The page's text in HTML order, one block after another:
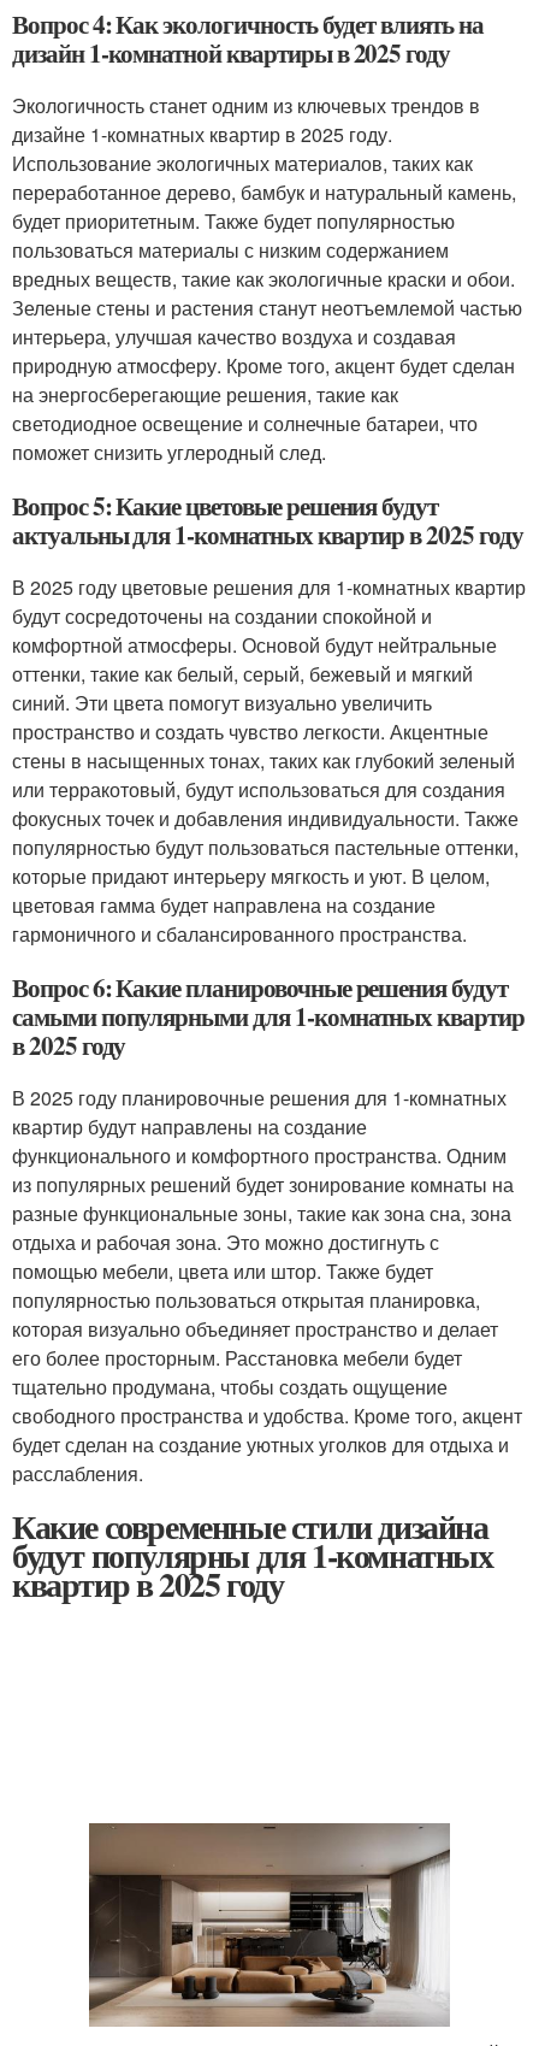
Вопрос 4: Как экологичность будет влиять на
дизайн 1-комнатной квартиры в 2025 году
Экологичность станет одним из ключевых трендов в
дизайне 1-комнатных квартир в 2025 году.
Использование экологичных материалов, таких как
переработанное дерево, бамбук и натуральный камень,
будет приоритетным. Также будет популярностью
пользоваться материалы с низким содержанием
вредных веществ, такие как экологичные краски и обои.
Зеленые стены и растения станут неотъемлемой частью
интерьера, улучшая качество воздуха и создавая
природную атмосферу. Кроме того, акцент будет сделан
на энергосберегающие решения, такие как
светодиодное освещение и солнечные батареи, что
поможет снизить углеродный след.
Вопрос 5: Какие цветовые решения будут
актуальны для 1-комнатных квартир в 2025 году
В 2025 году цветовые решения для 1-комнатных квартир
будут сосредоточены на создании спокойной и
комфортной атмосферы. Основой будут нейтральные
оттенки, такие как белый, серый, бежевый и мягкий
синий. Эти цвета помогут визуально увеличить
пространство и создать чувство легкости. Акцентные
стены в насыщенных тонах, таких как глубокий зеленый
или терракотовый, будут использоваться для создания
фокусных точек и добавления индивидуальности. Также
популярностью будут пользоваться пастельные оттенки,
которые придают интерьеру мягкость и уют. В целом,
цветовая гамма будет направлена на создание
гармоничного и сбалансированного пространства.
Вопрос 6: Какие планировочные решения будут
самыми популярными для 1-комнатных квартир
в 2025 году
В 2025 году планировочные решения для 1-комнатных
квартир будут направлены на создание
функционального и комфортного пространства. Одним
из популярных решений будет зонирование комнаты на
разные функциональные зоны, такие как зона сна, зона
отдыха и рабочая зона. Это можно достигнуть с
помощью мебели, цвета или штор. Также будет
популярностью пользоваться открытая планировка,
которая визуально объединяет пространство и делает
его более просторным. Расстановка мебели будет
тщательно продумана, чтобы создать ощущение
свободного пространства и удобства. Кроме того, акцент
будет сделан на создание уютных уголков для отдыха и
расслабления.
Какие современные стили дизайна
будут популярны для 1-комнатных
квартир в 2025 году